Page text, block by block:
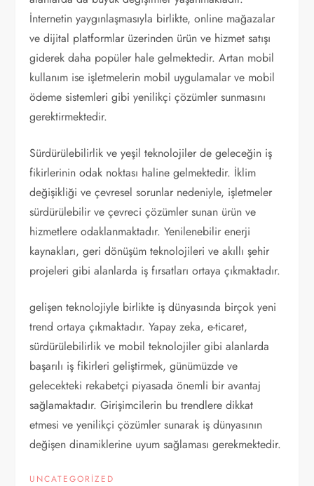
İnternetin yaygınlaşmasıyla birlikte, online mağazalar
ve dijital platformlar üzerinden ürün ve hizmet satışı
giderek daha popüler hale gelmektedir. Artan mobil
kullanım ise işletmelerin mobil uygulamalar ve mobil
ödeme sistemleri gibi yenilikçi çözümler sunmasını
gerektirmektedir.
Sürdürülebilirlik ve yeşil teknolojiler de geleceğin iş
fikirlerinin odak noktası haline gelmektedir. İklim
değişikliği ve çevresel sorunlar nedeniyle, işletmeler
sürdürülebilir ve çevreci çözümler sunan ürün ve
hizmetlere odaklanmaktadır. Yenilenebilir enerji
kaynakları, geri dönüşüm teknolojileri ve akıllı şehir
projeleri gibi alanlarda iş fırsatları ortaya çıkmaktadır.
gelişen teknolojiyle birlikte iş dünyasında birçok yeni
trend ortaya çıkmaktadır. Yapay zeka, e-ticaret,
sürdürülebilirlik ve mobil teknolojiler gibi alanlarda
başarılı iş fikirleri geliştirmek, günümüzde ve
gelecekteki rekabetçi piyasada önemli bir avantaj
sağlamaktadır. Girişimcilerin bu trendlere dikkat
etmesi ve yenilikçi çözümler sunarak iş dünyasının
değişen dinamiklerine uyum sağlaması gerekmektedir.
UNCATEGORIZED